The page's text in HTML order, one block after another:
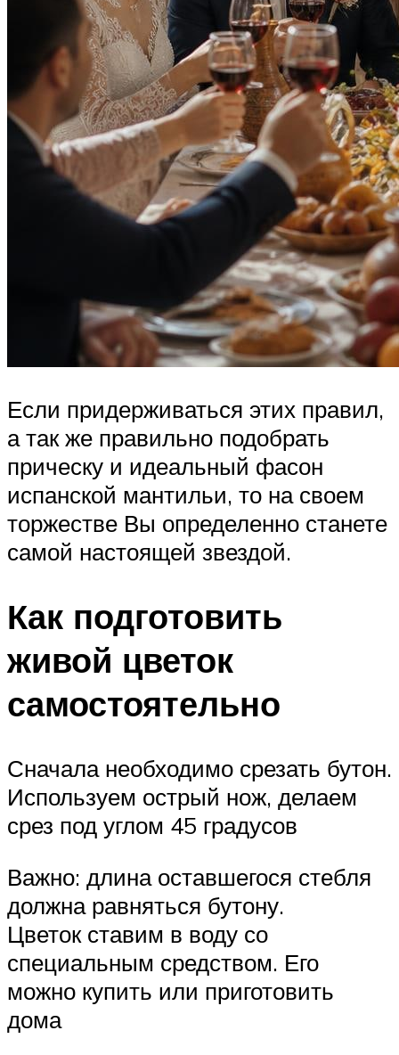
Если придерживаться этих правил,
а так же правильно подобрать
прическу и идеальный фасон
испанской мантильи, то на своем
торжестве Вы определенно станете
самой настоящей звездой.
Как подготовить
живой цветок
самостоятельно
Сначала необходимо срезать бутон.
Используем острый нож, делаем
срез под углом 45 градусов
Важно: длина оставшегося стебля
должна равняться бутону.
Цветок ставим в воду со
специальным средством. Его
можно купить или приготовить
дома